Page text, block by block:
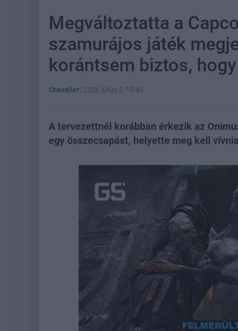
Megváltoztatta a
szamurájos játék
korántsem biztos,
Chavalier | 2026 július 2. 10:49
A tervezettnél korábban érkezik az
egy összecsapást, helyette meg kell